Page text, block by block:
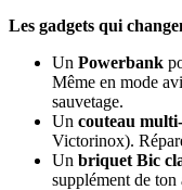
Les gadgets qui
Un Powerbank
Même en mode
sauvetage.
Un couteau
Victorinox).
Un briquet Bic
supplément de ton